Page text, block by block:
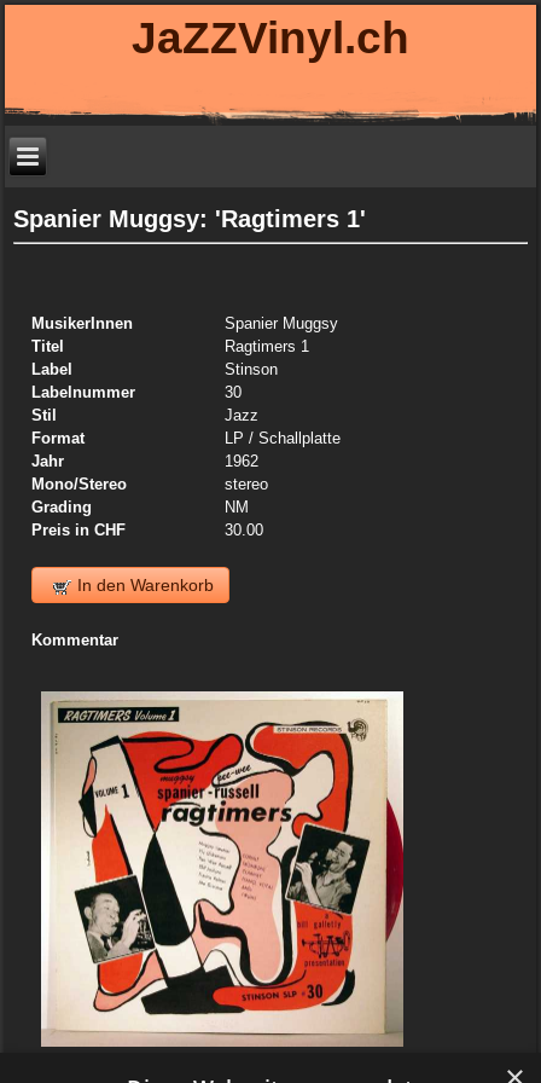
JaZZVinyl.ch
Spanier Muggsy: 'Ragtimers 1'
MusikerInnen
Spanier Muggsy
Titel
Ragtimers 1
Label
Stinson
Labelnummer
30
Stil
Jazz
Format
LP / Schallplatte
Jahr
1962
Mono/Stereo
stereo
Grading
NM
Preis in CHF
30.00
In den Warenkorb
Kommentar